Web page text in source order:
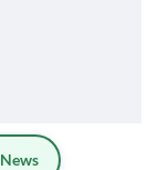
News